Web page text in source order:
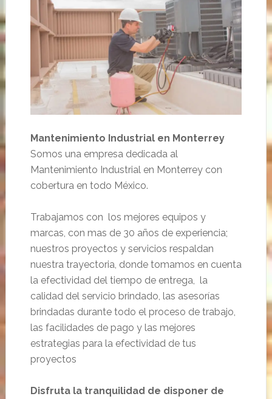
Mantenimiento Industrial en Monterrey
Somos una empresa dedicada al
Mantenimiento Industrial en Monterrey con
cobertura en todo México.
Trabajamos con los mejores equipos y
marcas, con mas de 30 años de experiencia;
nuestros proyectos y servicios respaldan
nuestra trayectoria, donde tomamos en cuenta
la efectividad del tiempo de entrega, la
calidad del servicio brindado, las asesorías
brindadas durante todo el proceso de trabajo,
las facilidades de pago y las mejores
estrategias para la efectividad de tus
proyectos
Disfruta la tranquilidad de disponer de